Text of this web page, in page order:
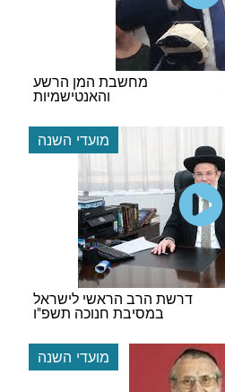
מחשבת המן הרשע
והאנטישמיות
מועדי השנה
דרשת הרב הראשי לישראל
במסיבת חנוכה תשפ"ו
מועדי השנה